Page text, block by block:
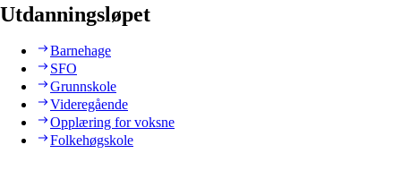
Utdanningsløpet
Barnehage
SFO
Grunnskole
Videregående
Opplæring for voksne
Folkehøgskole